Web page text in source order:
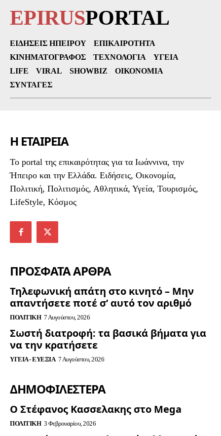
EPIRUSPORTAL
ΕΙΔΉΣΕΙΣ ΗΠΕΊΡΟΥ
ΕΠΙΚΑΙΡΌΤΗΤΑ
ΚΙΝΗΜΑΤΟΓΡΆΦΟΣ
ΤΕΧΝΟΛΟΓΊΑ
ΥΓΕΊΑ
LIFE
VIRAL SHOWBIZ
ΟΙΚΟΝΟΜΊΑ
ΣΥΝΤΑΓΈΣ
Η ΕΤΑΙΡΕΙΑ
To portal της επικαιρότητας για τα Ιωάννινα, την
Ήπειρο και την Ελλάδα. Ειδήσεις, Οικονομία,
Πολιτική, Πολιτισμός, Αθλητικά, Υγεία, Τουρισμός,
LifeStyle, Κόσμος
ΠΡΟΣΦΑΤΑ ΑΡΘΡΑ
Τηλεφωνική απάτη στο κινητό – Μην
απαντήσετε ποτέ σ’ αυτό τον αριθμό
ΠΟΛΙΤΙΚΉ 7 Αυγούστου, 2026
Σωστή διατροφή: τα βασικά βήματα για
να την κρατήσετε
ΥΓΕΊΑ - ΕΥΕΞΊΑ 7 Αυγούστου, 2026
ΔΗΜΟΦΙΛΈΣΤΕΡΑ
Ο Στέφανος Κασσελακης στο Mega
ΠΟΛΙΤΙΚΉ 3 Φεβρουαρίου, 2026